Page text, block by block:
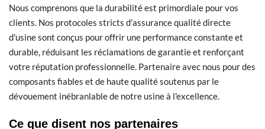
Nous comprenons que la durabilité est primordiale pour vos
clients. Nos protocoles stricts d'assurance qualité directe
d'usine sont conçus pour offrir une performance constante et
durable, réduisant les réclamations de garantie et renforçant
votre réputation professionnelle. Partenaire avec nous pour des
composants fiables et de haute qualité soutenus par le
dévouement inébranlable de notre usine à l'excellence.
Ce que disent nos partenaires